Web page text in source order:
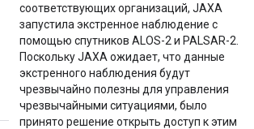
соответствующих организаций, JAXA
запустила экстренное наблюдение с
помощью спутников ALOS-2 и PALSAR-2.
Поскольку JAXA ожидает, что данные
экстренного наблюдения будут
чрезвычайно полезны для управления
чрезвычайными ситуациями, было
принято решение открыть доступ к этим